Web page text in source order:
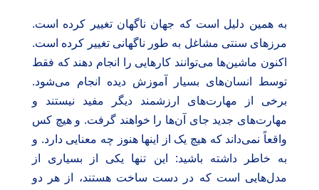
به همین دلیل است که جهان ناگهان تغییر کرده است.
مرزهای سنتی مشاغل به طور ناگهانی تغییر کرده است.
اکنون ماشین‌ها می‌توانند کارهایی را انجام دهند که فقط
توسط انسان‌های بسیار آموزش دیده انجام می‌شود.
برخی از مهارت‌های ارزشمند دیگر مفید نیستند و
مهارت‌های جدید جای آن‌ها را خواهند گرفت. و هیچ کس
واقعاً نمی‌داند که هیچ یک از اینها هنوز چه معنایی دارد. و
به خاطر داشته باشید: این تنها یکی از بسیاری از
مدل‌هایی است که در دست ساخت هستند، از هر دو